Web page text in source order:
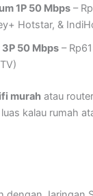
1P 50 Mbps –
Hotstar, &
3P 50 Mbps –
murah atau
kalau rumah